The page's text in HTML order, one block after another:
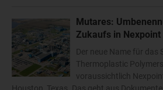
Mutares:
Zukaufs in Nexpoint
Der neue Name für das
Thermoplastic
voraussichtlich